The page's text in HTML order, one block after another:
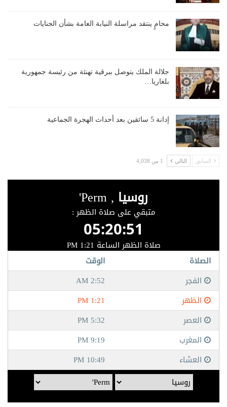
محامٍ ينتقد مراسلة النيابة العامة بشأن الجنايات
جلالة الملك يتوصل ببرقية تهنئة من رئيسة جمهورية
بلغاريا…
إدانة 5 سائقين بعد أحداث الهجرة الجماعية
السابق التالي 1 من 4,038